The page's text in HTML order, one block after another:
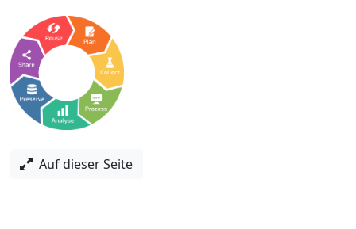
Auf dieser Seite